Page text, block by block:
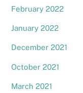
February 2022
January 2022
December 2021
October 2021
March 2021